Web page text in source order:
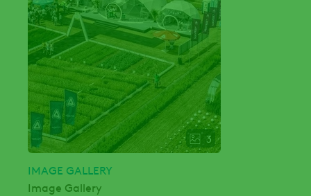
3
IMAGE GALLERY
Image Gallery